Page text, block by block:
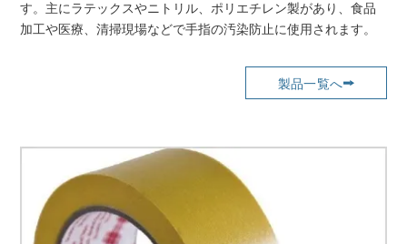
す。主にラテックスやニトリル、ポリエチレン製があり、食品
加工や医療、清掃現場などで手指の汚染防止に使用されます。
製品一覧へ